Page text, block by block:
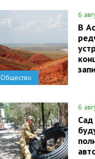
Общество
6
В
6
Сад